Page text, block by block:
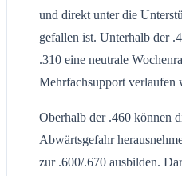
und direkt unter die
gefallen ist. Unterhalb der
.310 eine neutrale
Mehrfachsupport verlaufen
Oberhalb der .460 können
Abwärtsgefahr
zur .600/.670 ausbilden.